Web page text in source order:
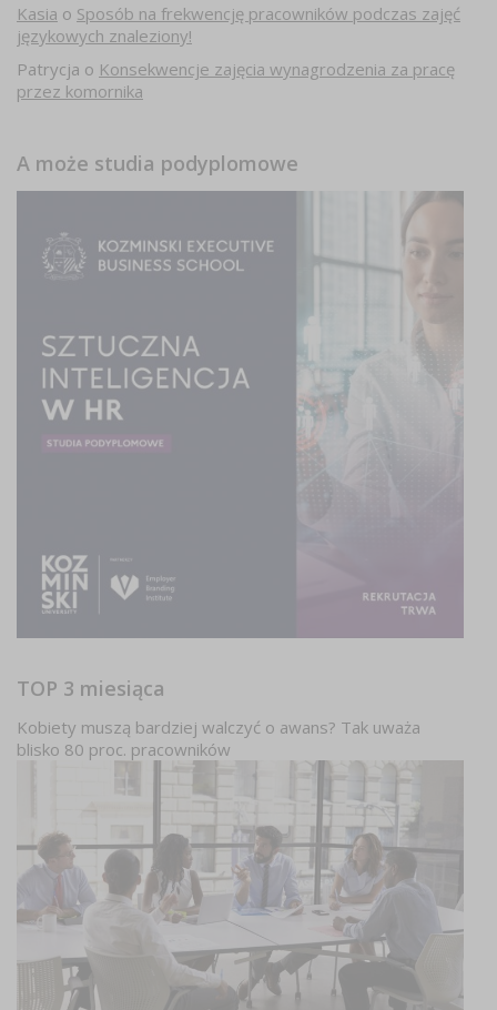
Kasia o Sposób na frekwencję pracowników podczas zajęć
językowych znaleziony!
Patrycja o Konsekwencje zajęcia wynagrodzenia za pracę
przez komornika
A może studia podyplomowe
TOP 3 miesiąca
Kobiety muszą bardziej walczyć o awans? Tak uważa
blisko 80 proc. pracowników